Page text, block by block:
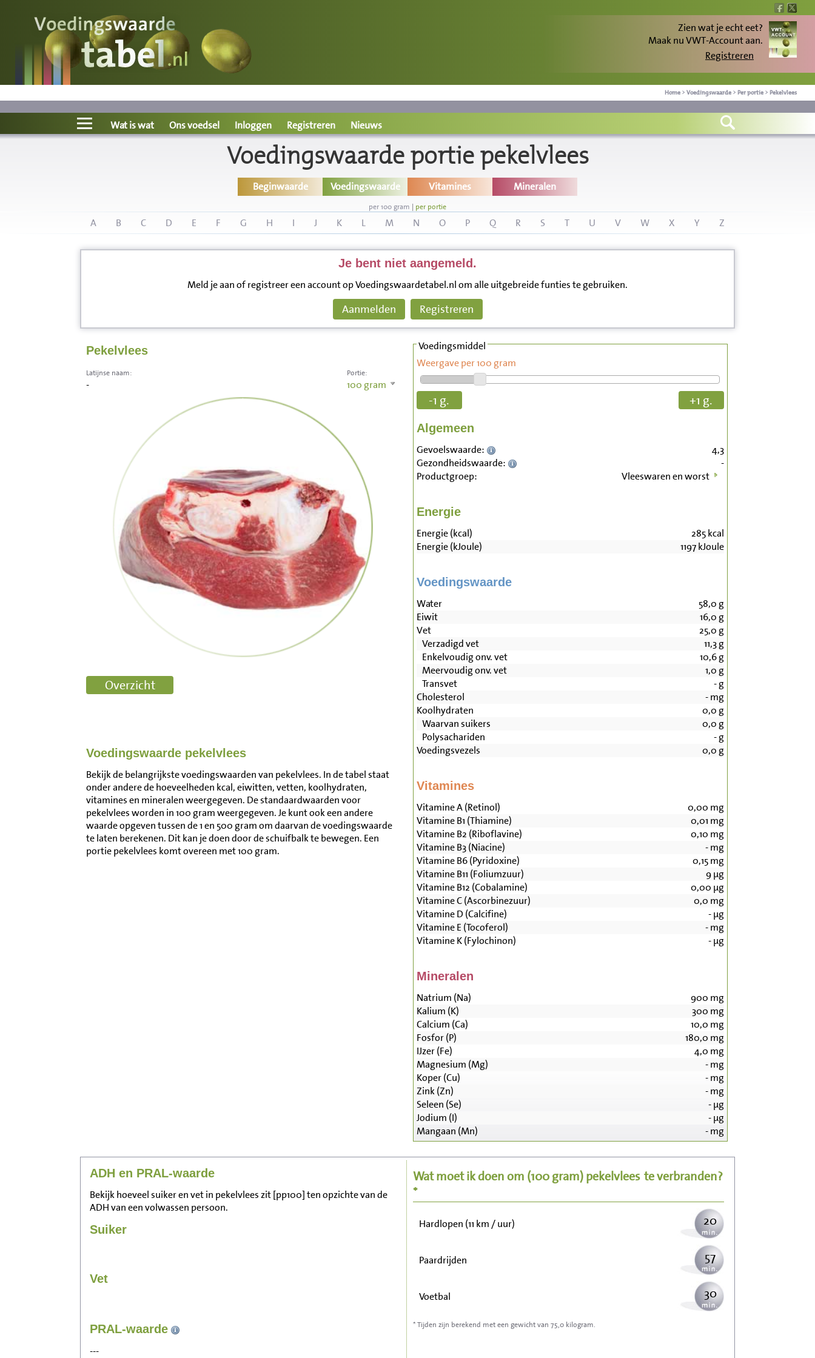
Zien wat je echt eet?
Maak nu VWT-Account aan.
Registreren
Home > Voedingswaarde > Per portie > Pekelvlees
Voedingswaarde
Wat is wat?
Ons voedsel
Wat is wat Ons voedsel Inloggen Registreren Nieuws
Voedingswaarde portie pekelvlees
Beginwaarde Voedingswaarde Vitamines Mineralen
per 100 gram | per portie
A B C D E F G H I J K L M N O P Q R S T U V W X Y Z
Je bent niet aangemeld.
Meld je aan of registreer een account op Voedingswaardetabel.nl om alle uitgebreide funties te gebruiken.
Aanmelden Registreren
Pekelvlees
Portie:
100 gram
Latijnse naam:
-
Voedingswaarde pekelvlees
Bekijk de belangrijkste voedingswaarden van pekelvlees. In de tabel staat
onder andere de hoeveelheden kcal, eiwitten, vetten, koolhydraten,
vitamines en mineralen weergegeven. De standaardwaarden voor
pekelvlees worden in 100 gram weergegeven. Je kunt ook een andere
waarde opgeven tussen de 1 en 500 gram om daarvan de voedingswaarde
te laten berekenen. Dit kan je doen door de schuifbalk te bewegen. Een
portie pekelvlees komt overeen met 100 gram.
Voedingsmiddel
Weergave per 100 gram
-1 g. +1 g.
Algemeen
Gevoelswaarde:
4,3
Gezondheidswaarde:
-
Productgroep:
Vleeswaren en worst
Energie
Energie (kcal) 285kcal
Energie (kJoule)
1197kJoule
Voedingswaarde
Water 58,0 g
Eiwit
16,0 g
Vet
25,0 g
Verzadigd vet
11,3g
Enkelvoudig onv. vet
10,6g
Meervoudig onv. vet
1,0 g
Transvet
-g
Cholesterol
-mg
Koolhydraten
0,0 g
Waarvan suikers
0,0 g
Polysachariden
-g
Voedingsvezels
0,0 g
Vitamines
Vitamine A (Retinol) 0,00 mg
Vitamine B1 (Thiamine)
0,01 mg
Vitamine B2 (Riboflavine)
0,10 mg
Vitamine B3 (Niacine)
-mg
Vitamine B6 (Pyridoxine)
0,15mg
Vitamine B11 (Foliumzuur)
9µg
Vitamine B12 (Cobalamine)
0,00 µg
Vitamine C (Ascorbinezuur)
0,0 mg
Vitamine D (Calcifine)
-µg
Vitamine E (Tocoferol)
-mg
Vitamine K (Fylochinon)
-µg
Mineralen
Natrium (Na) 900 mg
Kalium (K)
300 mg
Calcium (Ca)
10,0 mg
Fosfor (P)
180,0 mg
IJzer (Fe)
4,0 mg
Magnesium (Mg)
-mg
Koper (Cu)
-mg
Zink (Zn)
-mg
Seleen (Se)
-µg
Jodium (I)
-µg
Mangaan (Mn)
-mg
ADH en PRAL-waarde
Bekijk hoeveel suiker en vet in pekelvlees zit [pp100] ten opzichte van de
ADH van een volwassen persoon.
Suiker
Vet
PRAL-waarde
---
Wat moet ik doen om (100 gram)pekelvlees te verbranden?
*
Zitten, tv kijken 207
51
Hardlopen (11 km / uur) 20
Paardrijden 57
Voetbal 30
Stofzuigen
* Tijden zijn berekend met een gewicht van 75,0 kilogram.